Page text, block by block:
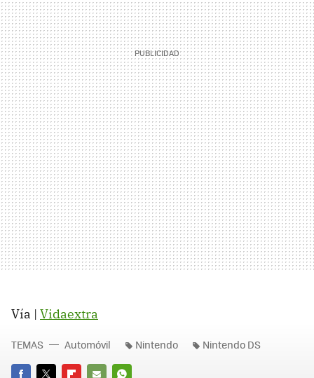
Vía | Vidaextra
TEMAS Automóvil Nintendo Nintendo DS